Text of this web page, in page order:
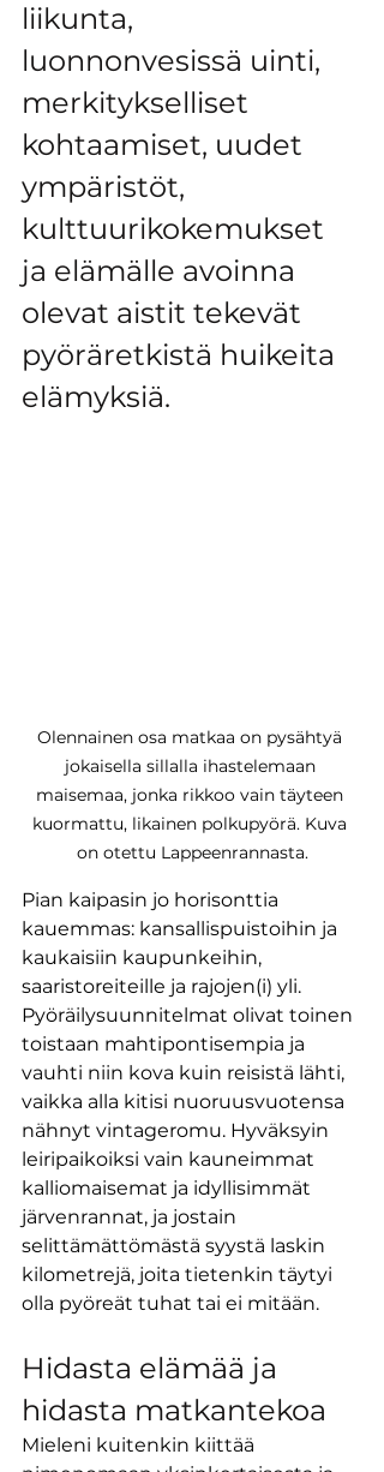
liikunta,
luonnonvesissä uinti,
merkitykselliset
kohtaamiset, uudet
ympäristöt,
kulttuurikokemukset
ja elämälle avoinna
olevat aistit tekevät
pyöräretkistä huikeita
elämyksiä.
Olennainen osa matkaa on pysähtyä
jokaisella sillalla ihastelemaan
maisemaa, jonka rikkoo vain täyteen
kuormattu, likainen polkupyörä. Kuva
on otettu Lappeenrannasta.
Pian kaipasin jo horisonttia
kauemmas: kansallispuistoihin ja
kaukaisiin kaupunkeihin,
saaristoreiteille ja rajojen(i) yli.
Pyöräilysuunnitelmat olivat toinen
toistaan mahtipontisempia ja
vauhti niin kova kuin reisistä lähti,
vaikka alla kitisi nuoruusvuotensa
nähnyt vintageromu. Hyväksyin
leiripaikoiksi vain kauneimmat
kalliomaisemat ja idyllisimmät
järvenrannat, ja jostain
selittämättömästä syystä laskin
kilometrejä, joita tietenkin täytyi
olla pyöreät tuhat tai ei mitään.
Hidasta elämää ja
hidasta matkantekoa
Mieleni kuitenkin kiittää